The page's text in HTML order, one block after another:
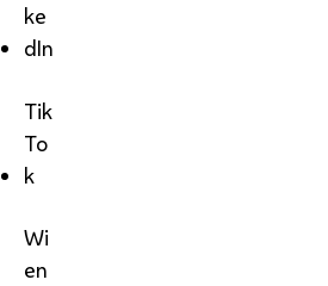
ke
dIn
Tik
To
k
Wi
en